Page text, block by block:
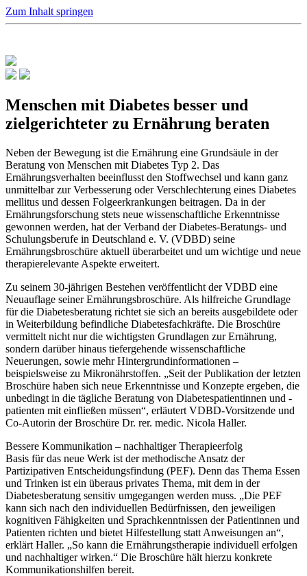
Zum Inhalt springen
Menschen mit Diabetes besser und
zielgerichteter zu Ernährung beraten
Neben der Bewegung ist die Ernährung eine Grundsäule in der
Beratung von Menschen mit Diabetes Typ 2. Das
Ernährungsverhalten beeinflusst den Stoffwechsel und kann ganz
unmittelbar zur Verbesserung oder Verschlechterung eines Diabetes
mellitus und dessen Folgeerkrankungen beitragen. Da in der
Ernährungsforschung stets neue wissenschaftliche Erkenntnisse
gewonnen werden, hat der Verband der Diabetes-Beratungs- und
Schulungsberufe in Deutschland e. V. (VDBD) seine
Ernährungsbroschüre aktuell überarbeitet und um wichtige und neue
therapierelevante Aspekte erweitert.
Zu seinem 30-jährigen Bestehen veröffentlicht der VDBD eine
Neuauflage seiner Ernährungsbroschüre. Als hilfreiche Grundlage
für die Diabetesberatung richtet sie sich an bereits ausgebildete oder
in Weiterbildung befindliche Diabetesfachkräfte. Die Broschüre
vermittelt nicht nur die wichtigsten Grundlagen zur Ernährung,
sondern darüber hinaus tiefergehende wissenschaftliche
Neuerungen, sowie mehr Hintergrundinformationen –
beispielsweise zu Mikronährstoffen. „Seit der Publikation der letzten
Broschüre haben sich neue Erkenntnisse und Konzepte ergeben, die
unbedingt in die tägliche Beratung von Diabetespatientinnen und -
patienten mit einfließen müssen“, erläutert VDBD-Vorsitzende und
Co-Autorin der Broschüre Dr. rer. medic. Nicola Haller.
Bessere Kommunikation – nachhaltiger Therapieerfolg
Basis für das neue Werk ist der methodische Ansatz der
Partizipativen Entscheidungsfindung (PEF). Denn das Thema Essen
und Trinken ist ein überaus privates Thema, mit dem in der
Diabetesberatung sensitiv umgegangen werden muss. „Die PEF
kann sich nach den individuellen Bedürfnissen, den jeweiligen
kognitiven Fähigkeiten und Sprachkenntnissen der Patientinnen und
Patienten richten und bietet Hilfestellung statt Anweisungen an“,
erklärt Haller. „So kann die Ernährungstherapie individuell erfolgen
und nachhaltiger wirken.“ Die Broschüre hält hierzu konkrete
Kommunikationshilfen bereit.